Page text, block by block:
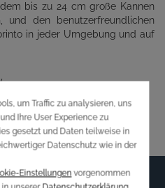
bis zu 24 cm große Kannen
und den benutzerfreundlichen
in jeder Umgebung und auf